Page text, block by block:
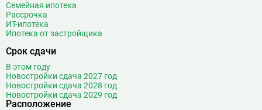
Семейная ипотека
Рассрочка
ИТ-ипотека
Ипотека от застройщика
Срок сдачи
В этом году
Новостройки сдача 2027 год
Новостройки сдача 2028 год
Новостройки сдача 2029 год
Расположение